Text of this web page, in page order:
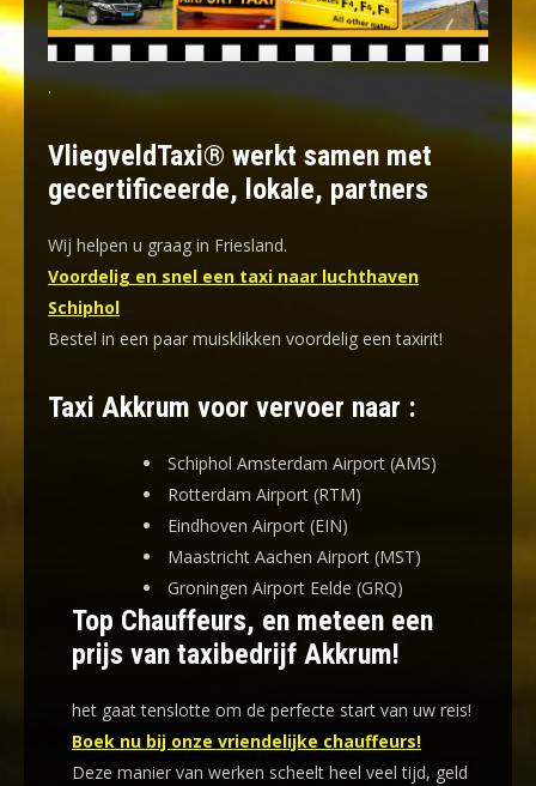
.
VliegveldTaxi® werkt samen met
gecertificeerde, lokale, partners
Wij helpen u graag in Friesland.
Voordelig en snel een taxi naar luchthaven
Schiphol
Bestel in een paar muisklikken voordelig een taxirit!
Taxi Akkrum voor vervoer naar :
Schiphol Amsterdam Airport (AMS)
Rotterdam Airport (RTM)
Eindhoven Airport (EIN)
Maastricht Aachen Airport (MST)
Groningen Airport Eelde (GRQ)
Top Chauffeurs, en meteen een
prijs van taxibedrijf Akkrum!
het gaat tenslotte om de perfecte start van uw reis!
Boek nu bij onze vriendelijke chauffeurs!
Deze manier van werken scheelt heel veel tijd, geld